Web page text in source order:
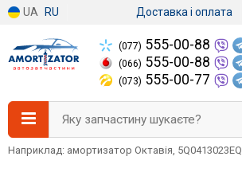
UA RU Доставка і оплата
(077) 555-00-88
(066) 555-00-88
(073) 555-00-77
Яку запчастину шукаєте?
Наприклад: амортизатор Октавія, 5Q0413023EQ